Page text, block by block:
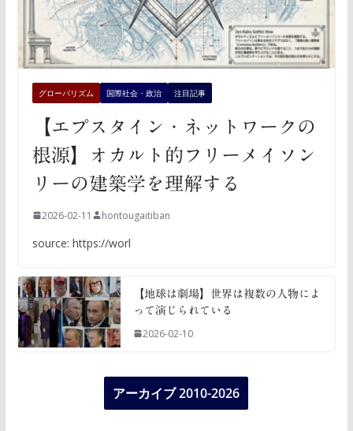
グローバリズム 国際社会・政治 注目記事
【エプスタイン・ネットワークの
根源】オカルト的フリーメイソン
リーの建築学を理解する
2026-02-11 hontougaitiban
source: https://worl
【地球は劇場】世界は複数の人物によ
って演じられている
2026-02-10
アーカイブ 2010-2026